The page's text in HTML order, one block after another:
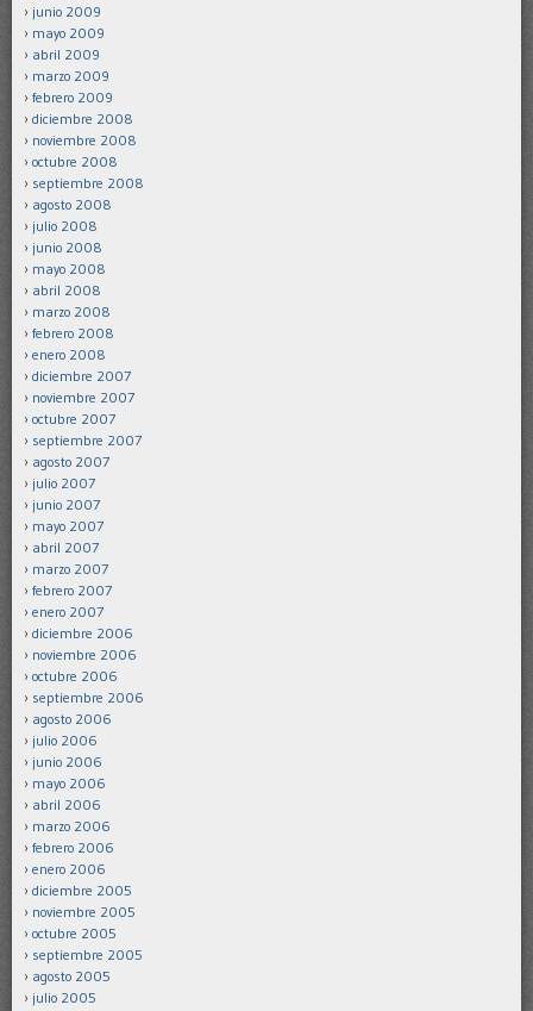
junio 2009
mayo 2009
abril 2009
marzo 2009
febrero 2009
diciembre 2008
noviembre 2008
octubre 2008
septiembre 2008
agosto 2008
julio 2008
junio 2008
mayo 2008
abril 2008
marzo 2008
febrero 2008
enero 2008
diciembre 2007
noviembre 2007
octubre 2007
septiembre 2007
agosto 2007
julio 2007
junio 2007
mayo 2007
abril 2007
marzo 2007
febrero 2007
enero 2007
diciembre 2006
noviembre 2006
octubre 2006
septiembre 2006
agosto 2006
julio 2006
junio 2006
mayo 2006
abril 2006
marzo 2006
febrero 2006
enero 2006
diciembre 2005
noviembre 2005
octubre 2005
septiembre 2005
agosto 2005
julio 2005